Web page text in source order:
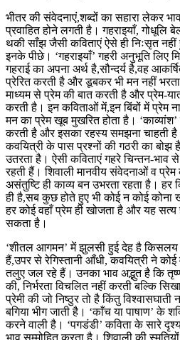
भीतर की संवेदनाएं,शब्दों का सहारा लेकर
प्रवाहित होने लगती है। गहराइयाँ,
थकी साँझ जैसी कविताएं ऐसे ही निःसृत नहीं
इनके पीछे। ‘गहराइयाँ’ गहरी अनुभूति लिए
गहराई का अपना अर्थ है,सौन्दर्य है,वह
प्रेरित करती है और डूबकर भी मन नहीं
माध्यम से प्रेम की बात करती है और प्रेम-
करती है। इन कविताओं में,इन बिंबों में प्रेम
मन का प्रेम खूब मुखरित होता है।
करती है और इसका रहस्य समझना चाहती
कवयित्री के पास प्रश्नों की गठरी का बोझ
उतरता है। ऐसी कविताएं गहरे चिन्तन-
रहती हैं। शिवाली मानवीय संवेदनाओं व
असंतुष्टि ही काव्य बन उभरता रहता है। हर
ही है,सब कुछ होते हुए भी कोई न कोई कोना
हर कोई वहाँ प्रेम ही खोजता है और यह सत्य
सकता है।
‘शीतल आगमन’ में झुलसी हुई देह है किसलय
हैं,उपर से रेगिस्तानी आँधी, कवयित्री ने
तलुए जल रहे हैं। उनका भाव अद्भुत है कि
की, निर्भरता विचलित नहीं करती बल्कि
प्रेमी की जो निष्ठुर तो है किंतु
बगिया भीग जाती है। ‘काँच या पाषाण’ के
करने वाली है। ‘पगडंडी’ कविता के सारे
भाव सम्मोहित करता है। शिवाली की